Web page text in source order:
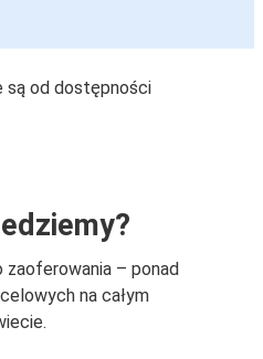
są od dostępności
zaoferowania – ponad
na całym